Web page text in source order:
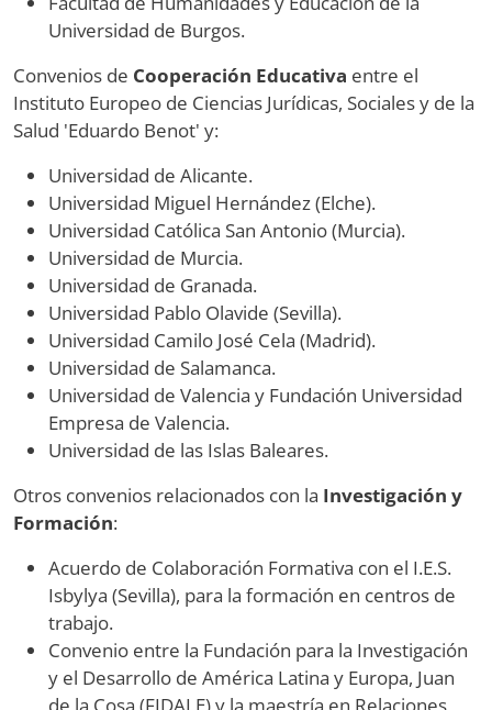
Universidad de Burgos.
Convenios de Cooperación Educativa entre el
Instituto Europeo de Ciencias Jurídicas, Sociales y de la
Salud 'Eduardo Benot' y:
Universidad de Alicante.
Universidad Miguel Hernández (Elche).
Universidad Católica San Antonio (Murcia).
Universidad de Murcia.
Universidad de Granada.
Universidad Pablo Olavide (Sevilla).
Universidad Camilo José Cela (Madrid).
Universidad de Salamanca.
Universidad de Valencia y Fundación Universidad
Empresa de Valencia.
Universidad de las Islas Baleares.
Otros convenios relacionados con la Investigación y
Formación:
Acuerdo de Colaboración Formativa con el I.E.S.
Isbylya (Sevilla), para la formación en centros de
trabajo.
Convenio entre la Fundación para la Investigación
y el Desarrollo de América Latina y Europa, Juan
de la Cosa (FIDALE) y la maestría en Relaciones